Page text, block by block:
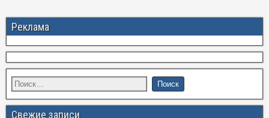
Реклама
Свежие записи